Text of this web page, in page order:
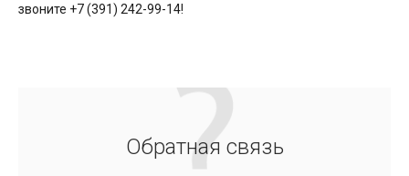
звоните +7 (391) 242-99-14!
Обратная связь